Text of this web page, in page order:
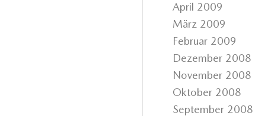
April 2009
März 2009
Februar 2009
Dezember 2008
November 2008
Oktober 2008
September 2008